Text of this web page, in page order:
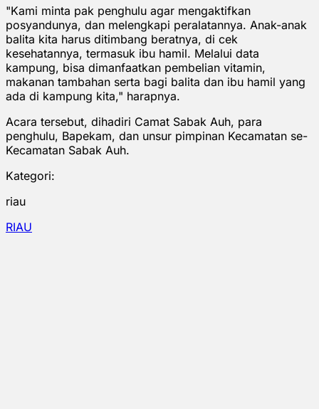
"Kami minta pak penghulu agar mengaktifkan
posyandunya, dan melengkapi peralatannya. Anak-anak
balita kita harus ditimbang beratnya, di cek
kesehatannya, termasuk ibu hamil. Melalui data
kampung, bisa dimanfaatkan pembelian vitamin,
makanan tambahan serta bagi balita dan ibu hamil yang
ada di kampung kita," harapnya.
Acara tersebut, dihadiri Camat Sabak Auh, para
penghulu, Bapekam, dan unsur pimpinan Kecamatan se-
Kecamatan Sabak Auh.
Kategori:
riau
RIAU